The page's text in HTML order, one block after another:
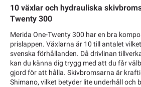
10 växlar och hydrauliska
Twenty 300
Merida One-Twenty 300 har en bra
prislappen. Växlarna är 10 till antalet
svenska förhållanden. Då drivlinan
kan du känna dig trygg med att du får
gjord för att hålla. Skivbromsarna är
Shimano, vilket betyder lite underhåll och